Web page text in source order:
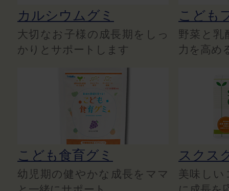
カルシウムグミ
大切なお子様の成長期をしっ
かりとサポートします
こども
野菜と乳
力を高め
こども食育グミ
幼児期の健やかな成長をママ
スクス
美味しい